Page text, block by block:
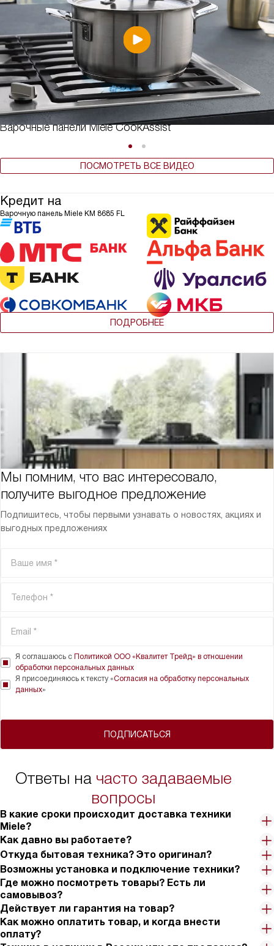
Варочные панели Miele CookAssist
ПОСМОТРЕТЬ ВСЕ ВИДЕО
Кредит на
Варочную панель Miele KM 8685 FL
ПОДРОБНЕЕ
Мы помним, что вас интересовало,
получите выгодное предложение
Подпишитесь, чтобы первыми узнавать о новостях, акциях и
выгодных предложениях
ПОДПИСАТЬСЯ
Я соглашаюсь с Политикой ООО «Квалитет Трейд» в отношении
обработки персональных данных
Я присоединяюсь к тексту «Согласия на обработку персональных
данных»
Ответы на часто задаваемые
вопросы
В какие сроки происходит доставка техники
Miele?
Как давно вы работаете?
Откуда бытовая техника? Это оригинал?
Возможны установка и подключение техники?
Где можно посмотреть товары? Есть ли
самовывоз?
Действует ли гарантия на товар?
Как можно оплатить товар, и когда внести
оплату?